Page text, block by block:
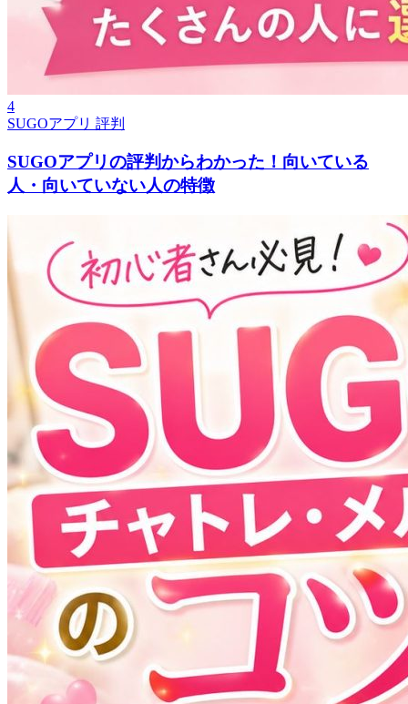
4
SUGOアプリ 評判
SUGOアプリの評判からわかった！向いている
人・向いていない人の特徴